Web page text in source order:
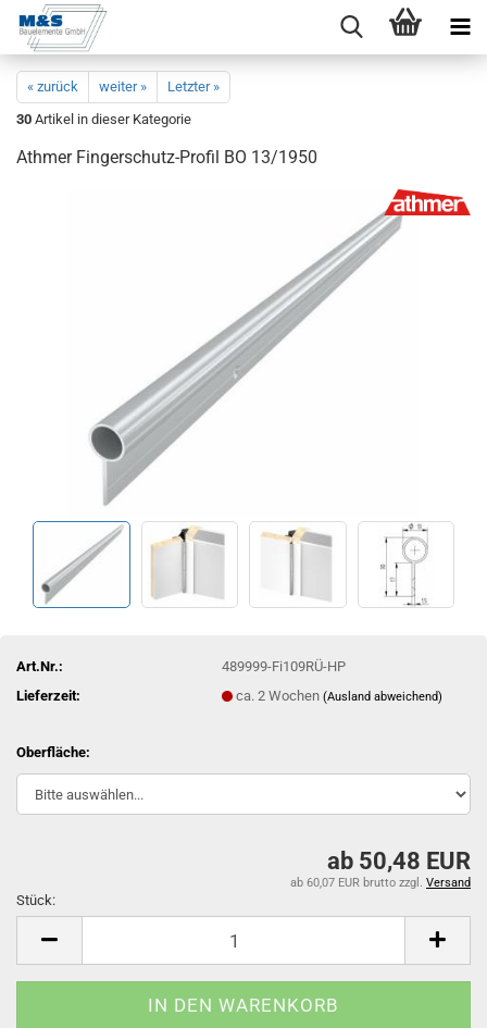
« zurück weiter »
Letzter »
30 Artikel in dieser Kategorie
Ath­mer Fingerschutz-​Profil BO 13/1950
Art.Nr.:
489999-Fi109RÜ-HP
Lieferzeit:
ca. 2 Wochen(Ausland abweichend)
Oberfläche:
ab 50,48 EUR
ab 60,07 EUR brutto zzgl. Versand
Stück: